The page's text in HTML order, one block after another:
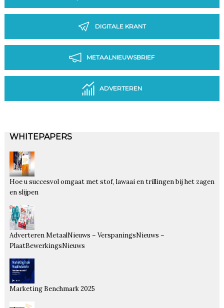
DIGITALE KRANT
METAALNIEUWSBRIEF
ADVERTEREN
WHITEPAPERS
Hoe u succesvol omgaat met stof, lawaai en trillingen bij het zagen
en slijpen
Adverteren MetaalNieuws – VerspaningsNieuws –
PlaatBewerkingsNieuws
Marketing Benchmark 2025